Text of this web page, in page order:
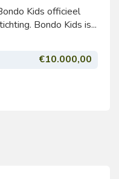
Kids officieel
Bondo Kids is...
€10.000,00